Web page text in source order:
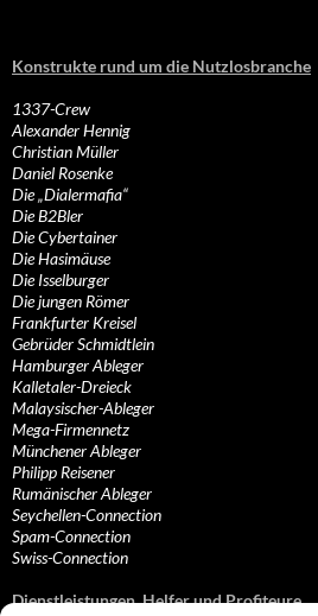
Konstrukte rund um die Nutzlosbranche
1337-Crew
Alexander Hennig
Christian Müller
Daniel Rosenke
Die „Dialermafia“
Die B2Bler
Die Cybertainer
Die Hasimäuse
Die Isselburger
Die jungen Römer
Frankfurter Kreisel
Gebrüder Schmidtlein
Hamburger Ableger
Kalletaler-Dreieck
Malaysischer-Ableger
Mega-Firmennetz
Münchener Ableger
Philipp Reisener
Rumänischer Ableger
Seychellen-Connection
Spam-Connection
Swiss-Connection
Dienstleistungen, Helfer und Profiteure